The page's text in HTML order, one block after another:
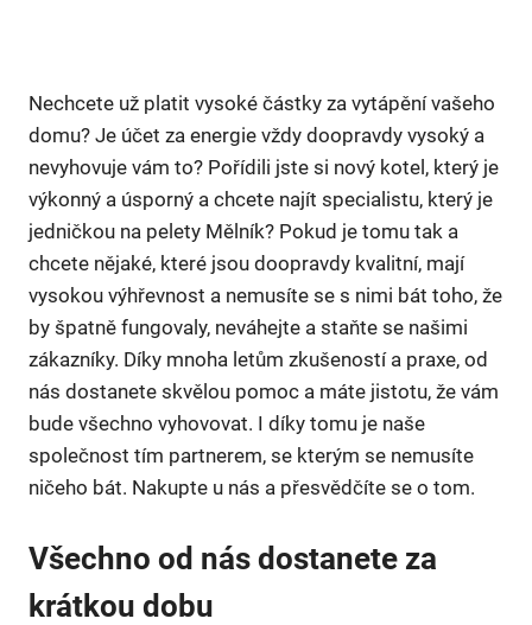
Nechcete už platit vysoké částky za vytápění vašeho
domu? Je účet za energie vždy doopravdy vysoký a
nevyhovuje vám to? Pořídili jste si nový kotel, který je
výkonný a úsporný a chcete najít specialistu, který je
jedničkou na pelety Mělník? Pokud je tomu tak a
chcete nějaké, které jsou doopravdy kvalitní, mají
vysokou výhřevnost a nemusíte se s nimi bát toho, že
by špatně fungovaly, neváhejte a staňte se našimi
zákazníky. Díky mnoha letům zkušeností a praxe, od
nás dostanete skvělou pomoc a máte jistotu, že vám
bude všechno vyhovovat. I díky tomu je naše
společnost tím partnerem, se kterým se nemusíte
ničeho bát. Nakupte u nás a přesvědčíte se o tom.
Všechno od nás dostanete za
krátkou dobu